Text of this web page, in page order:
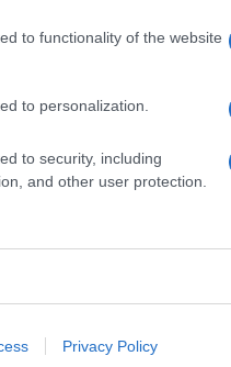
to functionality of the website
to personalization.
to security, including
and other user protection.
Privacy Policy